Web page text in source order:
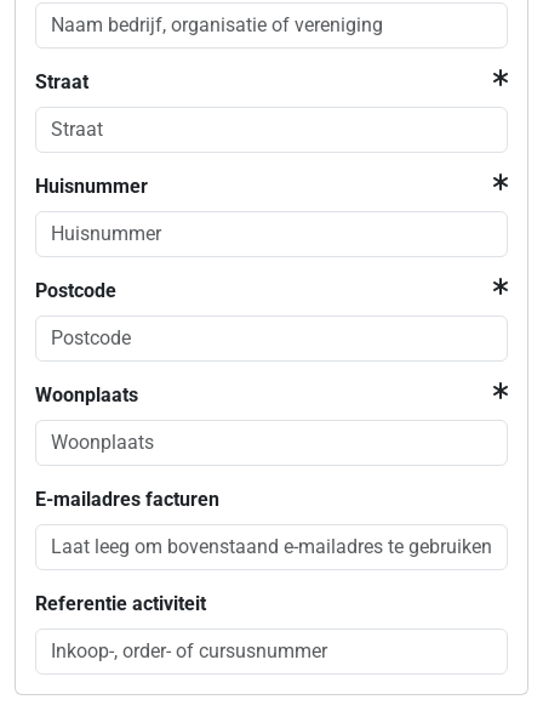
Straat
Huisnummer
Postcode
Woonplaats
E-mailadres facturen
Referentie activiteit